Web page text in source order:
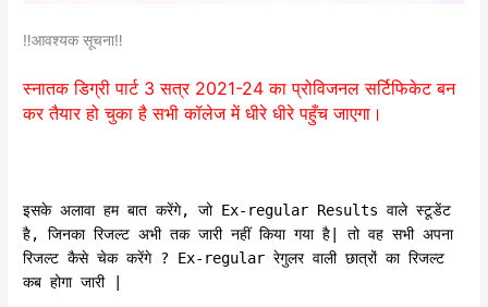
‼️आवश्यक सूचना‼️
स्नातक डिग्री पार्ट 3 सत्र 2021-24 का प्रोविजनल सर्टिफिकेट बन
कर तैयार हो चुका है सभी कॉलेज में धीरे धीरे पहुँच जाएगा।
इसके अलावा हम बात करेंगे, जो Ex-regular Results वाले स्टूडेंट
है, जिनका रिजल्ट अभी तक जारी नहीं किया गया है| तो वह सभी अपना
रिजल्ट कैसे चेक करेंगे ? Ex-regular रेगुलर वाली छात्रों का रिजल्ट
कब होगा जारी |